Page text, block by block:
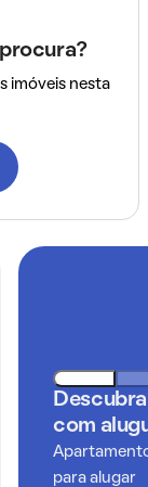
imóveis nesta
com
para alugar